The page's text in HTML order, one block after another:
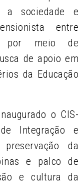
a sociedade e
entre
por meio de
de apoio em
da Educação
o CIS-
Integração e
da
e palco de
e cultura da